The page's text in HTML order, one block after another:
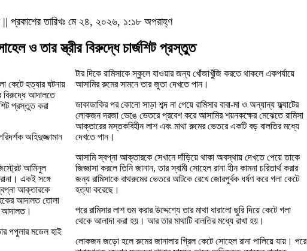
প্রকাশের তারিখঃ মে ২৪, ২০২৬, ১:১৮ অপরাহ্ণ
ও তার স্ত্রীর বিরুদ্ধে চার্জশিট প্রস্তুত
কেটে হত্যার ঘটনায়
বিরুদ্ধে আদালতে
প্রস্তুত করা
অহিদুজ্জামান
আমিনুল
একই সঙ্গে
আক্তারকে
আদালত তোলা
আদালত।
পপুলার মডেল হাই
টার দিকে রামিসাকে স্কুলে যাওয়ার জন্য খোঁজাখুঁজি করতে থাকলে একপর্যায়ে
আসামির রুমের সামনে তার জুতা দেখতে পান।
ডাকাডাকির পর কোনো সাড়া শব্দ না পেয়ে রামিসার বাবা-মা ও অন্যান্য ফ্ল্যাটের
লোকজন দরজা ভেঙে ভেতরে প্রবেশ করে আসামির শয়নকক্ষের মেঝেতে রামিসা
আক্তারের মস্তকবিহীন লাশ এবং মাথা রুমের ভেতরে একটি বড় বালতির মধ্যে
দেখতে পান।
আসামি স্বপ্না আক্তারকে সেখানে দাঁড়িয়ে থাকা অবস্থায় দেখতে পেয়ে তাকে
জিজ্ঞাসা করলে তিনি জানান, তার স্বামী সোহেল রানা হীন কামনা চরিতার্থ করার
জন্য রামিসাকে বাথরুমের ভেতরে আটকে রেখে জোরপূর্বক ধর্ষণ করে গলা কেটে
হত্যা করেছে।
পরে রামিসার লাশ গুম করার উদ্দেশ্যে তার মাথা ধারালো ছুরি দিয়ে কেটে গলা
থেকে আলাদা করা হয়। আর তার মাথাটি বালতির মধ্যে রাখা হয়।
লোকজন জড়ো হলে রুমের জানালার গ্রিল কেটে সোহেল রানা পালিয়ে যায়। পরে